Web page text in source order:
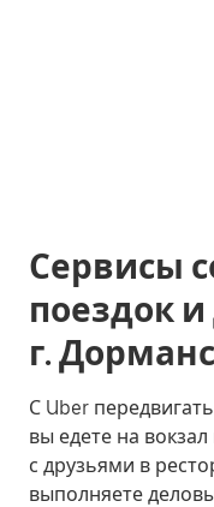
Сервисы
поездок и
г.
С Uber
вы едете на
с друзьями в
выполняете